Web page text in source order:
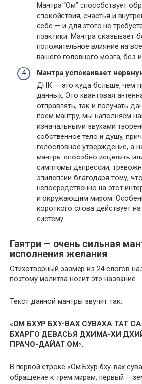
Мантра “Ом” способствует
спокойствия, счастья и
себе — и для этого не
практики. Мантра оказывает
положительное влияние на
вашего головного мозга, без
Мантра успокаивает
ДНК — это куда больше, чем
данных. Это квантовая
отправлять, так и получать
поем мантру, мы наполняем
изначальными звуками
собственное тело и душу,
голословное утверждение, а
мантры способно исцелить
симптомы депрессии,
эпилепсии благодаря тому,
непосредственно на этот
и окружающим миром.
короткого слова действует
систему.
Гаятри — очень сильная
исполнения желания
Стихотворный размер из 24 слогов
поэтому молитва носит это название.
Текст данной мантры звучит так:
«ОМ БХУР БХУ-ВАХ СУВАХА ТАТ
БХАРГО ДЕВАСЬЯ ДХИМА-ХИ
ПРАЧО-ДАЙАТ ОМ».
В первой строке «Ом Бхур бху-вах
обращение к трем мирам, первый –